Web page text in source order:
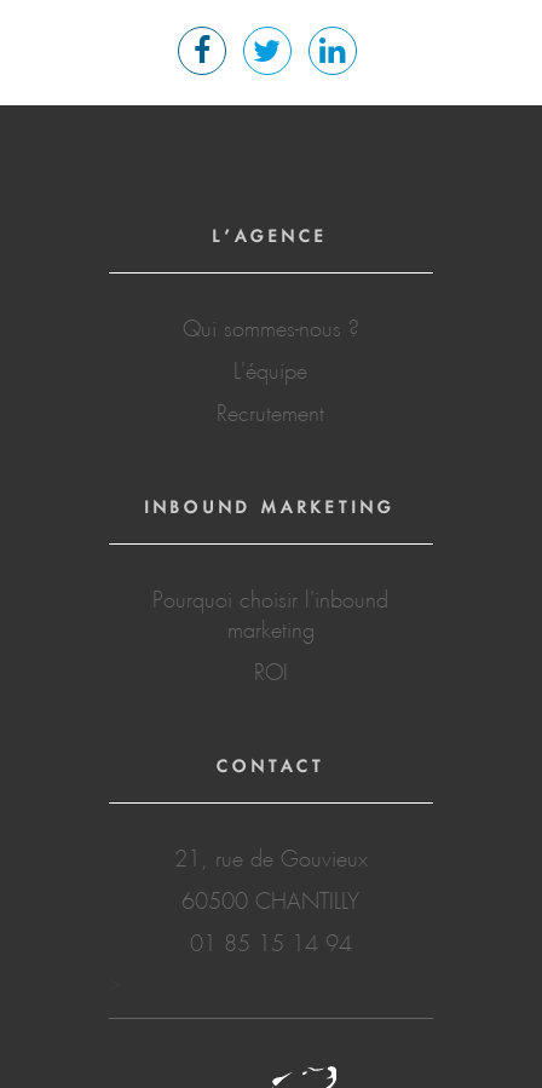
L'AGENCE
Qui sommes-nous ?
L'équipe
Recrutement
INBOUND MARKETING
Pourquoi choisir l'inbound
marketing
ROI
CONTACT
21, rue de Gouvieux
60500 CHANTILLY
01 85 15 14 94